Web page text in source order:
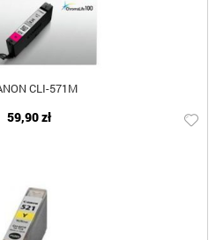
CLI-571M
59,90 zł